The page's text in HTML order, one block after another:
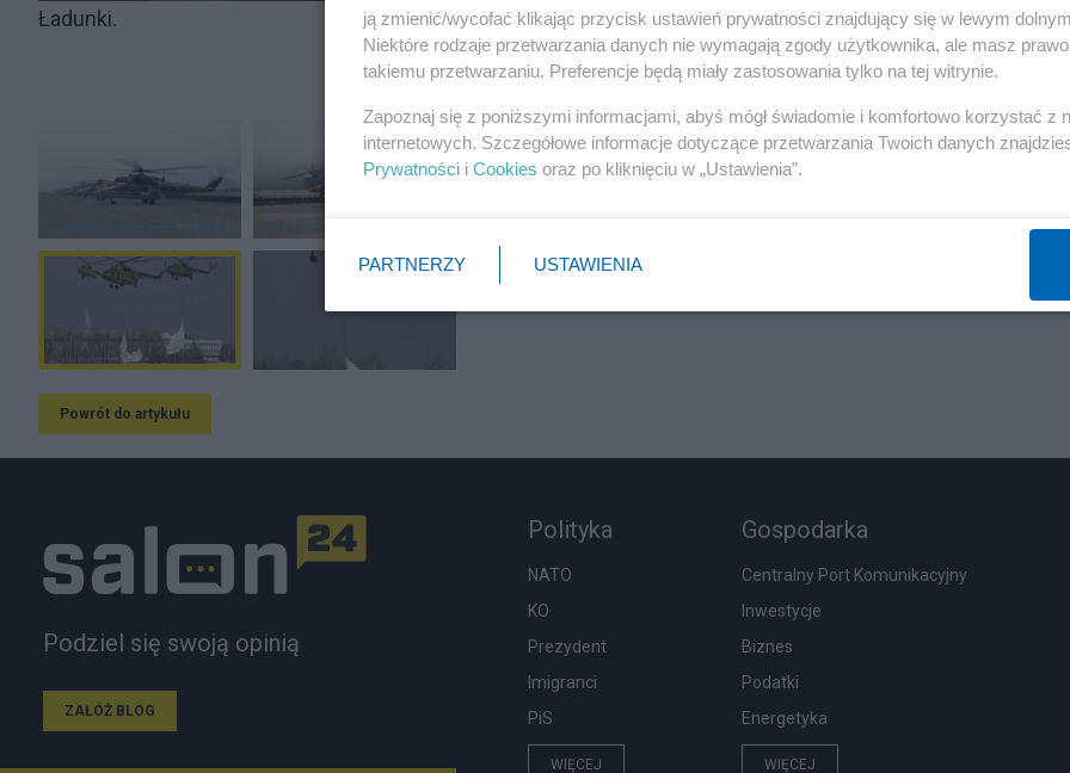
Ładunki.
POPRZEDNIE 6 z 7
Powrót do artykułu
Podziel się swoją opinią
ZAŁÓŻ BLOG
Polityka
NATO
KO
Prezydent
Imigranci
PiS
WIĘCEJ
Gospodarka
Centralny Port Komunikacyjny
Inwestycje
Biznes
Podatki
Energetyka
WIĘCEJ
ją zmienić/wycofać klikając przycisk ustawień prywatności znajdujący się w lewym
Niektóre rodzaje przetwarzania danych nie wymagają zgody użytkownika, ale masz
takiemu przetwarzaniu. Preferencje będą miały zastosowania tylko na tej witrynie.
Zapoznaj się z poniższymi informacjami, abyś mógł świadomie i komfortowo korzystać z
internetowych. Szczegółowe informacje dotyczące przetwarzania Twoich danych
Prywatności i Cookies oraz po kliknięciu w „Ustawienia”.
PARTNERZY USTAWIENIA